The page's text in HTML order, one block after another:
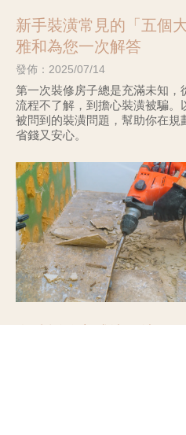
新手裝潢常見的「五個
雅和為您一次解答
發佈：2025/07/14
第一次裝修房子總是充滿未知，
流程不了解，到擔心裝潢被騙。
被問到的裝潢問題，幫助你在規
省錢又安心。